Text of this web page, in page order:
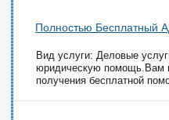
Полностью Бесплатный
Вид услуги: Деловые
юридическую помощь.Вам
получения бесплатной